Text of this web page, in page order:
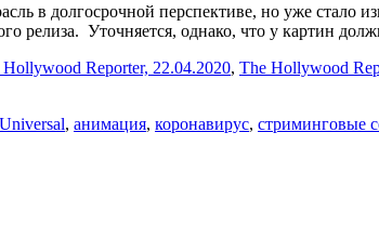
в долгосрочной перспективе, но уже
релиза. Уточняется, однако, что у картин
Hollywood Reporter, 22.04.2020, The Hollywood
, анимация, коронавирус, стриминговые